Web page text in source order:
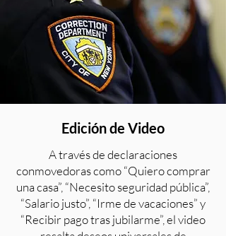
Edición de Video
A través de declaraciones
conmovedoras como “Quiero comprar
una casa”, “Necesito seguridad pública”,
“Salario justo”, “Irme de vacaciones” y
“Recibir pago tras jubilarme”, el video